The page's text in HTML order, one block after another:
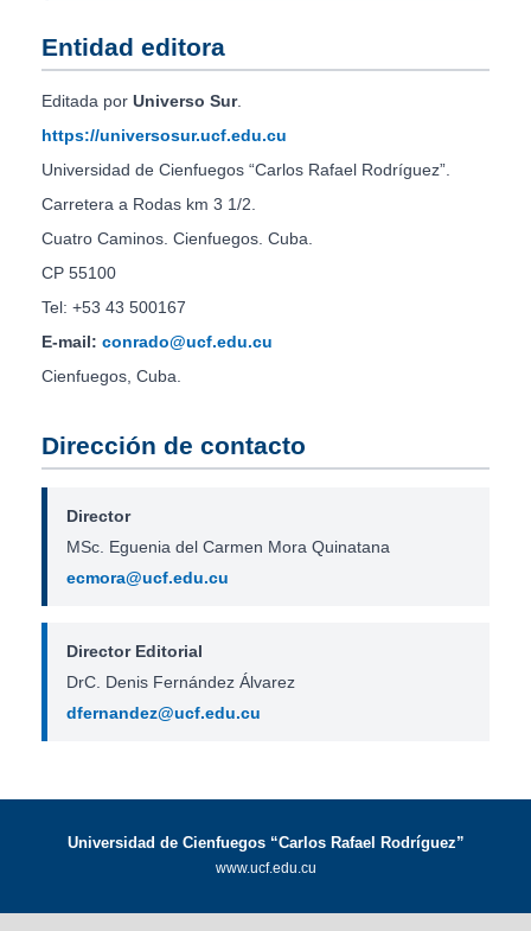
Entidad editora
Editada por Universo Sur.
https://universosur.ucf.edu.cu
Universidad de Cienfuegos “Carlos Rafael Rodríguez”.
Carretera a Rodas km 3 1/2.
Cuatro Caminos. Cienfuegos. Cuba.
CP 55100
Tel: +53 43 500167
E-mail: conrado@ucf.edu.cu
Cienfuegos, Cuba.
Dirección de contacto
Director
MSc. Eguenia del Carmen Mora Quinatana
ecmora@ucf.edu.cu
Director Editorial
DrC. Denis Fernández Álvarez
dfernandez@ucf.edu.cu
Universidad de Cienfuegos “Carlos Rafael Rodríguez”
www.ucf.edu.cu